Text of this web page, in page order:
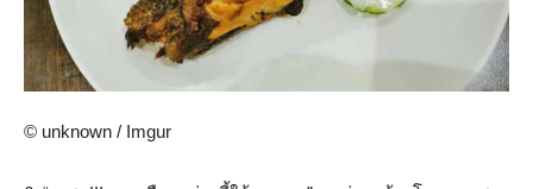
© unknown / Imgur